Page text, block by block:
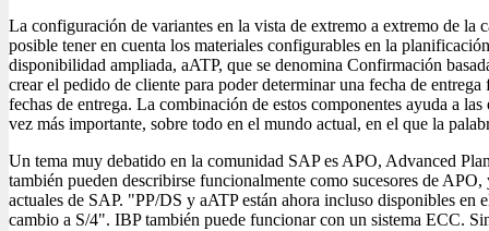
La configuración de variantes en la vista de extremo a extremo de
posible tener en cuenta los materiales configurables en la
disponibilidad ampliada, aATP, que se denomina Confirmación
crear el pedido de cliente para poder determinar una fecha de
fechas de entrega. La combinación de estos componentes ayuda a
vez más importante, sobre todo en el mundo actual, en el que la
Un tema muy debatido en la comunidad SAP es APO, Advanced
también pueden describirse funcionalmente como sucesores de
actuales de SAP. "PP/DS y aATP están ahora incluso disponibles en
cambio a S/4". IBP también puede funcionar con un sistema ECC.